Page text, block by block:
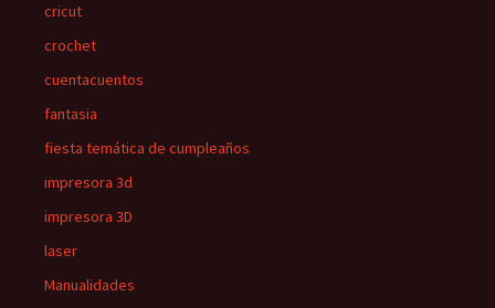
cricut
crochet
cuentacuentos
fantasia
fiesta temática de cumpleaños
impresora 3d
impresora 3D
laser
Manualidades